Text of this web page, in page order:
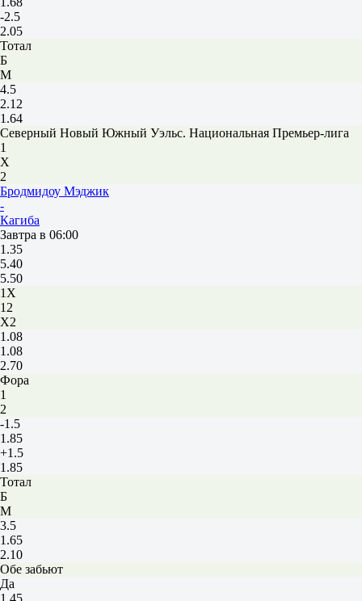
-2.5
2.05
Тотал
Б
М
4.5
2.12
1.64
Северный Новый Южный Уэльс. Национальная Премьер-лига
1
Х
2
Бродмидоу Мэджик
-
Кагиба
Завтра в 06:00
1.35
5.40
5.50
1X
12
X2
1.08
1.08
2.70
Фора
1
2
-1.5
1.85
+1.5
1.85
Тотал
Б
М
3.5
1.65
2.10
Обе забьют
Да
1.45